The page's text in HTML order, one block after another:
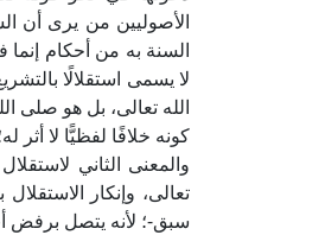
الأصوليين من يرى أن
السنة به من أحكام
لا يسمى استقلالًا
الله تعالى، بل هو صلى
كونه خلافًا لفظيًّا لا أثر
والمعنى الثاني
تعالى، وإنكار
سبق-؛ لأنه يتصل برفض